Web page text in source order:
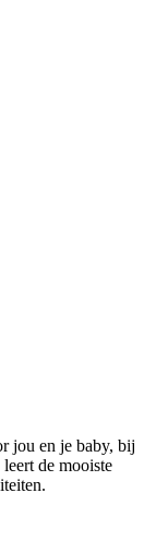
jou en je baby, bij
de mooiste